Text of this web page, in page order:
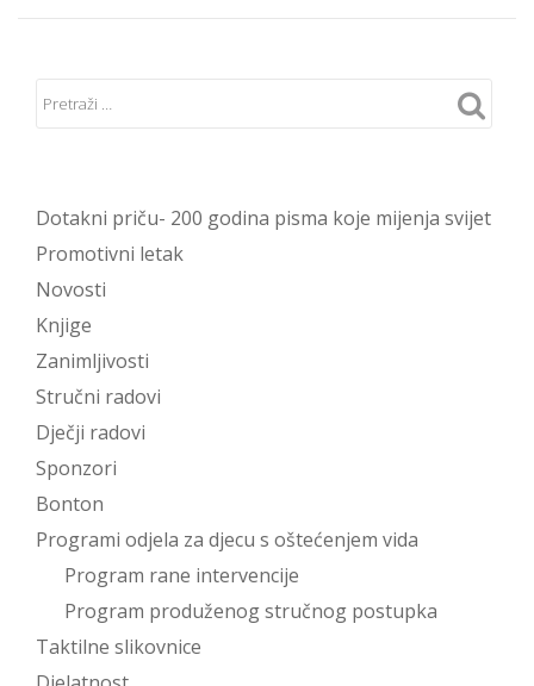
Dotakni priču- 200 godina pisma koje mijenja svijet
Promotivni letak
Novosti
Knjige
Zanimljivosti
Stručni radovi
Dječji radovi
Sponzori
Bonton
Programi odjela za djecu s oštećenjem vida
Program rane intervencije
Program produženog stručnog postupka
Taktilne slikovnice